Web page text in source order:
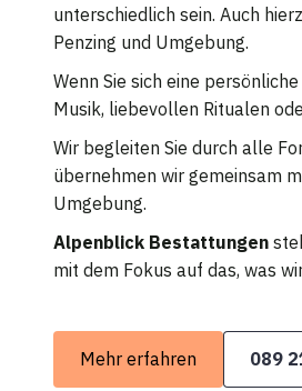
unterschiedlich sein. Auch
Penzing und Umgebung.
Wenn Sie sich eine
Musik, liebevollen Ritualen
Wir begleiten Sie durch alle
übernehmen wir gemeinsam
Umgebung.
Alpenblick Bestattungen
mit dem Fokus auf das, was
Mehr erfahren 089